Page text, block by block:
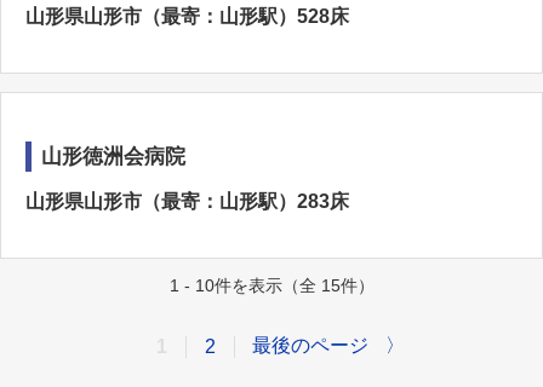
山形県山形市（最寄：山形駅）528床
山形徳洲会病院
山形県山形市（最寄：山形駅）283床
1 - 10件を表示（全 15件）
2 最後のページ 〉